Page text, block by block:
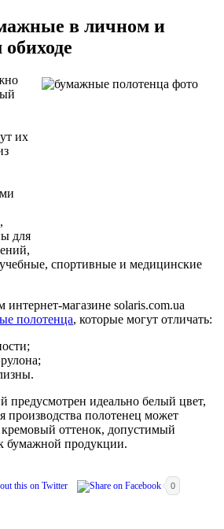
в личном и
их
для
спортивные и медицинские
магазине solaris.com.ua
полотенца, которые могут отличать:
предусмотрен идеально белый цвет,
производства полотенец может
оттенок, допустимый
бумажной продукции.
0